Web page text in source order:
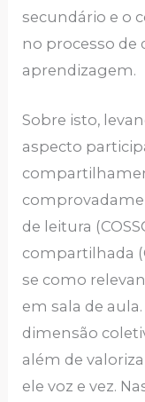
secundário e o
no processo de
aprendizagem.
Sobre isto,
aspecto
de leitura
compartilhada
se como
em sala de
dimensão
além de
ele voz e vez.